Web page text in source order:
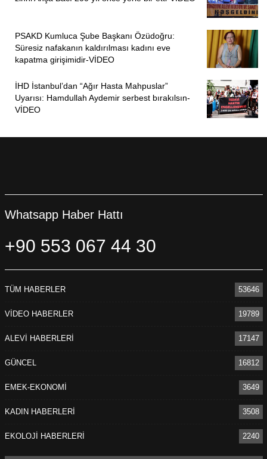
Kordu, önergesinde Munzur Vadisi’nin yalnızca Dersim’in
değil, Türkiye’nin ve dünyanın korunması gereken en
önemli doğal miras alanlarından biri olduğunu belirterek,
yürütülen çalışmaların kamuoyunda yarattığı kaygıların
şeffaf biçimde yanıtlanması gerektiğini vurguladı.
PİRHA/ANKARA
PSAKD Kumluca Şube Başkanı Özüdoğru:
Süresiz nafakanın kaldırılması kadını eve
kapatma girişimidir-VİDEO
İHD İstanbul’dan “Ağır Hasta Mahpuslar”
Uyarısı: Hamdullah Aydemir serbest bırakılsın-
VİDEO
Whatsapp Haber Hattı
+90 553 067 44 30
TÜM HABERLER 53646
VİDEO HABERLER 19789
ALEVİ HABERLERİ 17147
GÜNCEL 16812
EMEK-EKONOMİ 3649
KADIN HABERLERİ 3508
EKOLOJİ HABERLERİ 2240